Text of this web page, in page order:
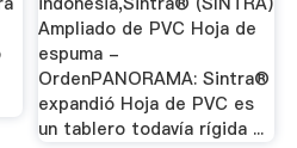
Ampliado de PVC Hoja de
espuma -
OrdenPANORAMA: Sintra®
expandió Hoja de PVC es
un tablero todavía rígida ...